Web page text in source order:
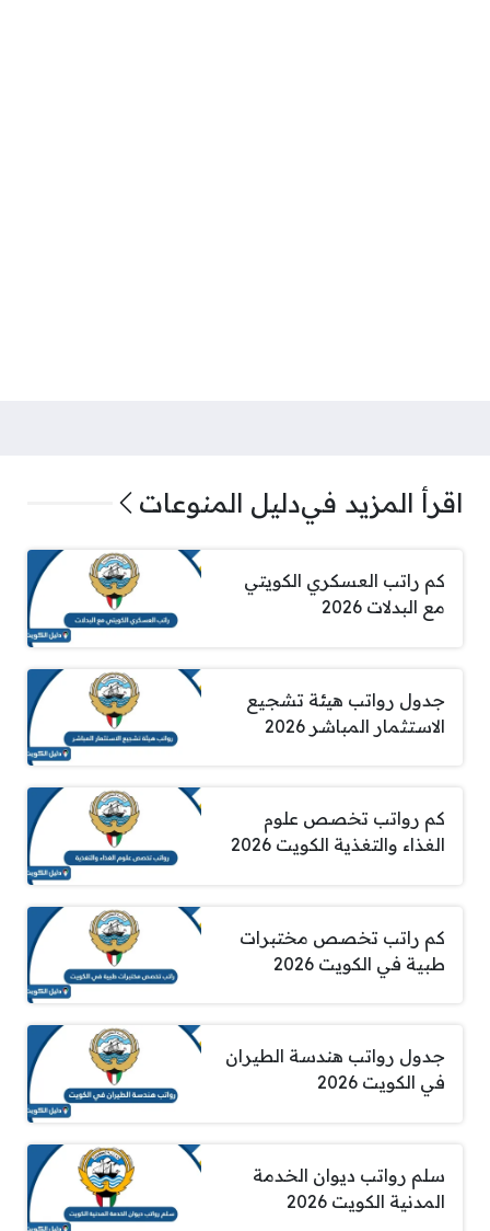
اقرأ المزيد فيدليل المنوعات
كم راتب العسكري الكويتي
مع البدلات 2026
جدول رواتب هيئة تشجيع
الاستثمار المباشر 2026
كم رواتب تخصص علوم
الغذاء والتغذية الكويت 2026
كم راتب تخصص مختبرات
طبية في الكويت 2026
جدول رواتب هندسة الطيران
في الكويت 2026
سلم رواتب ديوان الخدمة
المدنية الكويت 2026